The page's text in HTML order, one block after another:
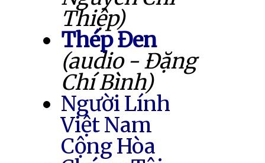
Thiệp)
Thép Đen
(audio - Đặng
Chí Bình)
Người Lính
Việt Nam
Cộng Hòa